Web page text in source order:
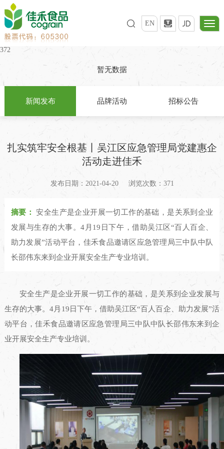
EN
372
暂无数据
新闻发布 品牌活动 招标公告
扎实筑牢安全根基丨吴江区应急管理局党建惠企
活动走进佳禾
发布日期：2021-04-20 浏览次数：371
摘要：
安全生产是企业开展一切工作的基础，是关系到企业
发展与生存的大事。4月19日下午，借助吴江区“百人百企、
助力发展”活动平台，佳禾食品邀请区应急管理局三中队中队
长邵伟东来到企业开展安全生产专业培训。
安全生产是企业开展一切工作的基础，是关系到企业发展与
生存的大事。4月19日下午，借助吴江区“百人百企、助力发展”活
动平台，佳禾食品邀请区应急管理局三中队中队长邵伟东来到企
业开展安全生产专业培训。